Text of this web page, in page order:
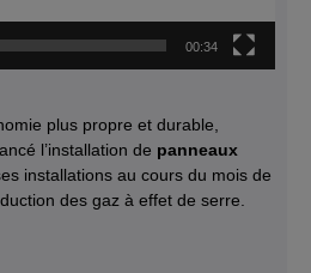
00:34
plus propre et durable,
l’installation de panneaux
installations au cours du mois de
des gaz à effet de serre.